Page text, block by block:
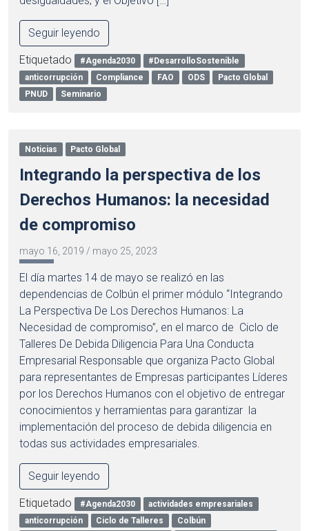
Seguir leyendo
Etiquetado #Agenda2030
#DesarrolloSostenible
anticorrupción
Compliance FAO ODS
Pacto Global
PNUD
Seminario
Noticias Pacto Global
Integrando la perspectiva de los
Derechos Humanos: la necesidad
de compromiso
mayo 16, 2019 / mayo 25, 2023
El día martes 14 de mayo se realizó en las
dependencias de Colbún el primer módulo “Integrando
La Perspectiva De Los Derechos Humanos: La
Necesidad de compromiso”, en el marco de Ciclo de
Talleres De Debida Diligencia Para Una Conducta
Empresarial Responsable que organiza Pacto Global
para representantes de Empresas participantes Líderes
por los Derechos Humanos con el objetivo de entregar
conocimientos y herramientas para garantizar la
implementación del proceso de debida diligencia en
todas sus actividades empresariales.
Seguir leyendo
Etiquetado #Agenda2030
actividades empresariales
anticorrupción
Ciclo de Talleres
Colbún